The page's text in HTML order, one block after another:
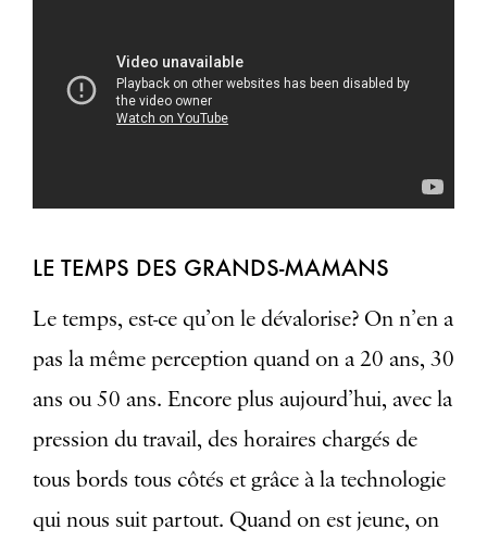
LE TEMPS DES GRANDS-MAMANS
Le temps, est-ce qu’on le dévalorise? On n’en a
pas la même perception quand on a 20 ans, 30
ans ou 50 ans. Encore plus aujourd’hui, avec la
pression du travail, des horaires chargés de
tous bords tous côtés et grâce à la technologie
qui nous suit partout. Quand on est jeune, on